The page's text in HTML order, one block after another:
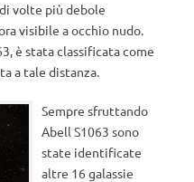
volte più debole
visibile a occhio nudo.
è stata classificata come
a tale distanza.
Sempre sfruttando
Abell S1063 sono
state identificate
altre 16 galassie